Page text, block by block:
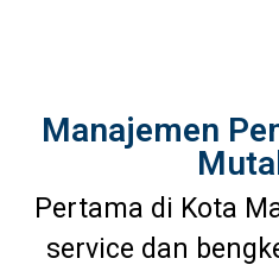
Manajemen
Pertama di Kota
service dan